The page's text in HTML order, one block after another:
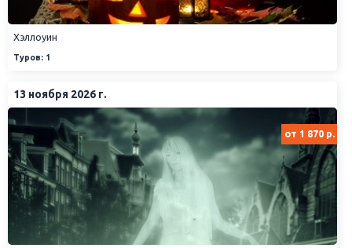
Хэллоуин
Туров: 1
13 ноября 2026 г.
от 1 870 р.